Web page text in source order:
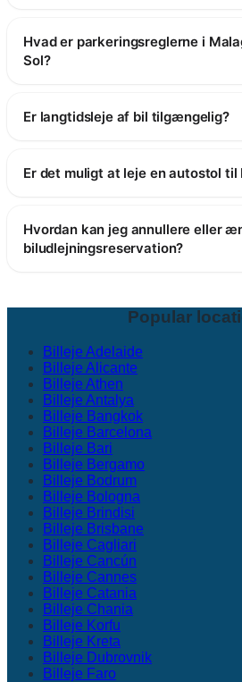
Hvad er parkeringsreglerne i
Sol?
Er langtidsleje af bil tilgængelig?
Er det muligt at leje en autostol til
Hvordan kan jeg annullere eller
biludlejningsreservation?
Popular
Billeje Adelaide
Billeje Alicante
Billeje Athen
Billeje Antalya
Billeje Bangkok
Billeje Barcelona
Billeje Bari
Billeje Bergamo
Billeje Bodrum
Billeje Bologna
Billeje Brindisi
Billeje Brisbane
Billeje Cagliari
Billeje Cancún
Billeje Cannes
Billeje Catania
Billeje Chania
Billeje Korfu
Billeje Kreta
Billeje Dubrovnik
Billeje Faro